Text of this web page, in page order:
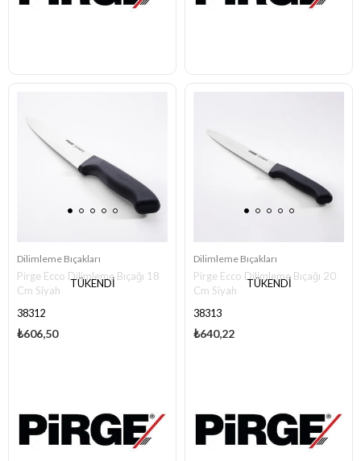
TÜKENDI
Dilimleme Bıçakları
Pirge Ecco Dilimleme Bıçağı 18
Cm Siyah
38312
₺606,50
TÜKENDI
Dilimleme Bıçakları
Pirge Ecco Dilimleme Bıçağı 20
Cm Siyah
38313
₺640,22